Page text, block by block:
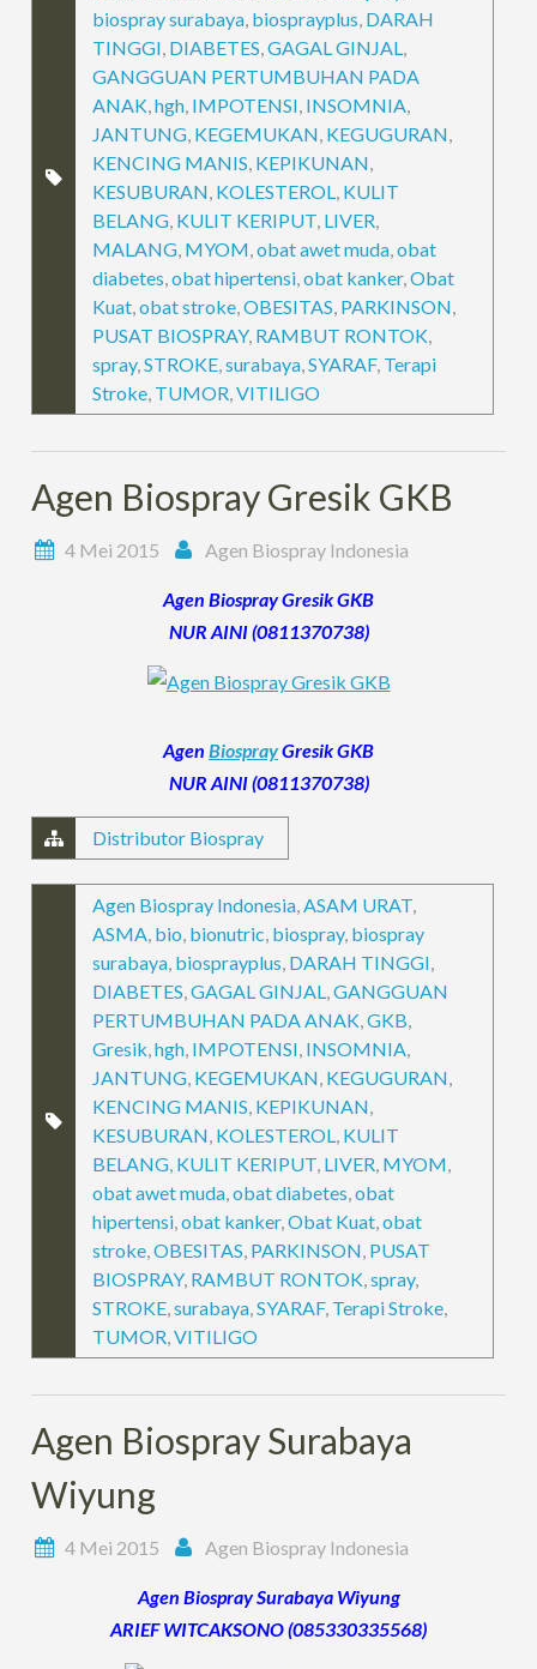
biospray surabaya, biosprayplus, DARAH
TINGGI, DIABETES,GAGAL GINJAL,
GANGGUAN PERTUMBUHAN PADA
ANAK,hgh, IMPOTENSI, INSOMNIA,
JANTUNG, KEGEMUKAN, KEGUGURAN,
KENCING MANIS, KEPIKUNAN,
KESUBURAN, KOLESTEROL, KULIT
BELANG, KULIT KERIPUT, LIVER,
MALANG, MYOM,obat awet muda,obat
diabetes,obat hipertensi,obat kanker,Obat
Kuat,obat stroke,OBESITAS, PARKINSON,
PUSAT BIOSPRAY, RAMBUT RONTOK,
spray,STROKE,surabaya,SYARAF, Terapi
Stroke, TUMOR,VITILIGO
Agen Biospray Gresik GKB
4 Mei 2015 Agen Biospray Indonesia
Agen Biospray Gresik GKB
NUR AINI (0811370738)
Agen BiosprayGresik GKB
NUR AINI (0811370738)
Distributor Biospray
Agen Biospray Indonesia,ASAM URAT,
ASMA, bio, bionutric, biospray, biospray
surabaya, biosprayplus, DARAH TINGGI,
DIABETES,GAGAL GINJAL,GANGGUAN
PERTUMBUHAN PADA ANAK,GKB,
Gresik,hgh, IMPOTENSI, INSOMNIA,
JANTUNG, KEGEMUKAN, KEGUGURAN,
KENCING MANIS, KEPIKUNAN,
KESUBURAN, KOLESTEROL, KULIT
BELANG, KULIT KERIPUT, LIVER, MYOM,
obat awet muda,obat diabetes,obat
hipertensi,obat kanker,Obat Kuat,obat
stroke,OBESITAS, PARKINSON, PUSAT
BIOSPRAY, RAMBUT RONTOK,spray,
STROKE,surabaya,SYARAF, Terapi Stroke,
TUMOR,VITILIGO
Agen Biospray Surabaya
Wiyung
4 Mei 2015 Agen Biospray Indonesia
Agen Biospray Surabaya Wiyung
ARIEF WITCAKSONO (085330335568)